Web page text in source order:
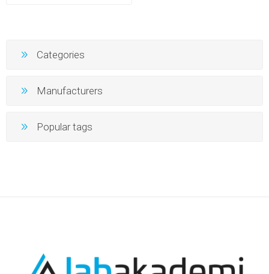
Categories
Manufacturers
Popular tags